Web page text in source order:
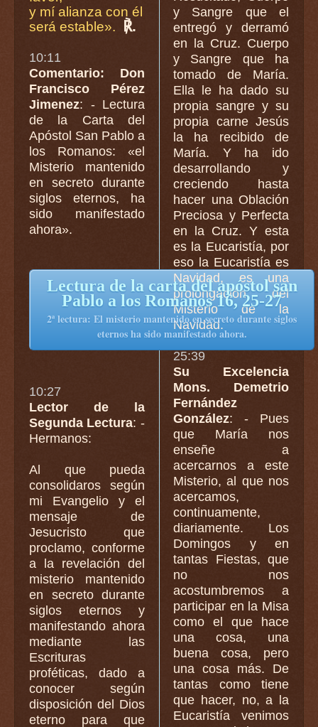
y mí alianza con él
será estable».
℟.
10:11
Comentario: Don
Francisco Pérez
Jimenez: - Lectura
de la Carta del
Apóstol San Pablo a
los Romanos: «el
Misterio mantenido
en secreto durante
siglos eternos, ha
sido manifestado
ahora».
Lectura de la carta del apóstol san
Pablo a los Romanos 16, 25-27
2ª lectura: El misterio mantenido en secreto durante siglos
eternos ha sido manifestado ahora.
10:27
Lector de la
Segunda Lectura: -
Hermanos:
Al que pueda
consolidaros según
mi Evangelio y el
mensaje de
Jesucristo que
proclamo, conforme
a la revelación del
misterio mantenido
en secreto durante
siglos eternos y
manifestando ahora
mediante las
Escrituras
proféticas, dado a
conocer según
disposición del Dios
eterno para que
y Sangre que el
entregó y derramó
en la Cruz. Cuerpo
y Sangre que ha
tomado de María.
Ella le ha dado su
propia sangre y su
propia carne Jesús
la ha recibido de
María. Y ha ido
desarrollando y
creciendo hasta
hacer una Oblación
Preciosa y Perfecta
en la Cruz. Y esta
es la Eucaristía, por
eso la Eucaristía es
Navidad, es una
prolongación del
Misterio de la
Navidad.
25:39
Su Excelencia
Mons. Demetrio
Fernández
González: - Pues
que María nos
enseñe a
acercarnos a este
Misterio, al que nos
acercamos,
continuamente,
diariamente. Los
Domingos y en
tantas Fiestas, que
no nos
acostumbremos a
participar en la Misa
como el que hace
una cosa, una
buena cosa, pero
una cosa más. De
tantas como tiene
que hacer, no, a la
Eucaristía venimos